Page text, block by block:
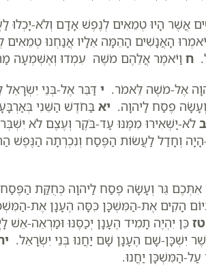
אֲשֶׁר הָיוּ טְמֵאִים לְנֶפֶשׁ אָדָם וְלֹא-יָכְלוּ
הָאֲנָשִׁים הָהֵמָּה אֵלָיו אֲנַחְנוּ
ח וַיֹּאמֶר אֲלֵהֶם מֹשֶׁה עִמְדוּ וְאֶשְׁמְעָה
אֶל-מֹשֶׁה לֵּאמֹר. י דַּבֵּר אֶל-בְּנֵי
פֶסַח לַיהוָה. יא בַּחֹדֶשׁ הַשֵּׁנִי
לֹא-יַשְׁאִירוּ מִמֶּנּוּ עַד-בֹּקֶר וְעֶצֶם לֹא
הָיָה וְחָדַל לַעֲשׂוֹת הַפֶּסַח וְנִכְרְתָה הַנֶּפֶשׁ
אִתְּכֶם גֵּר וְעָשָׂה פֶסַח לַיהוָה כְּחֻקַּת
הָקִים אֶת-הַמִּשְׁכָּן כִּסָּה הֶעָנָן אֶת-
טז כֵּן יִהְיֶה תָמִיד הֶעָנָן יְכַסֶּנּוּ וּמַרְאֵה-אֵשׁ
יִשְׁכָּן-שָׁם הֶעָנָן שָׁם יַחֲנוּ בְּנֵי יִשְׂרָאֵל.
עַל-הַמִּשְׁכָּן יַחֲנוּ.